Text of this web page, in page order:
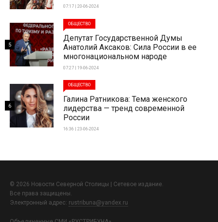
07:17 | 20-06-2024
ОБЩЕСТВО
Депутат Государственной Думы
Анатолий Аксаков: Сила России в ее
многонациональном народе
07:27 | 19-06-2024
5
ОБЩЕСТВО
Галина Ратникова: Тема женского
лидерства — тренд современной
России
16:36 | 23-06-2024
6
© 2026 Новости Северной Столицы | Сетевое издание.
Все права защищены.
Электронный адрес: rustribuna@yandex.ru